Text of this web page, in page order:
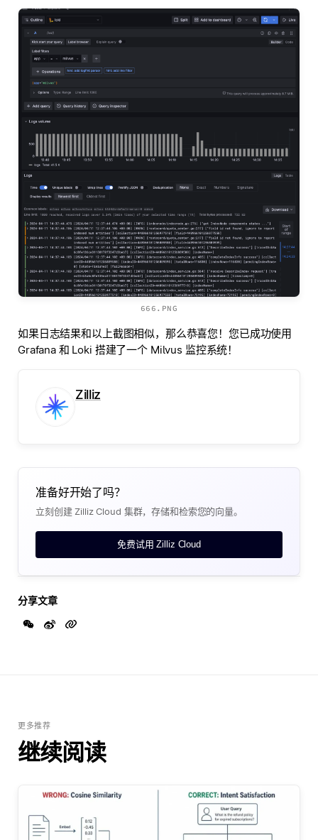
准备好开始了吗？
立刻创建 Zilliz Cloud 集群，存储和检索您的向量。
免费试用 Zilliz Cloud
分享文章
666.PNG
如果日志结果和以上截图相似，那么恭喜您！您已成功使用
Grafana 和 Loki 搭建了一个 Milvus 监控系统！
Zilliz
更多推荐
继续阅读